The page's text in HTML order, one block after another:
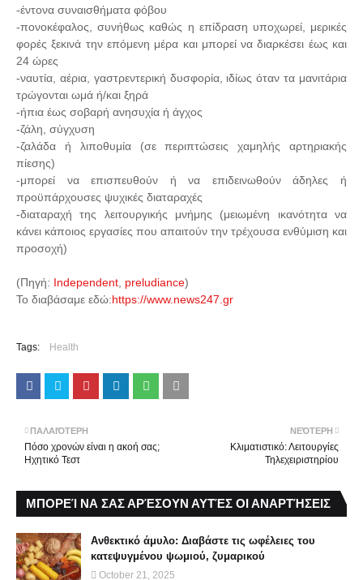
-έντονα συναισθήματα φόβου
-πονοκέφαλος, συνήθως καθώς η επίδραση υποχωρεί, μερικές
φορές ξεκινά την επόμενη μέρα και μπορεί να διαρκέσει έως και
24 ώρες
-ναυτία, αέρια, γαστρεντερική δυσφορία, ιδίως όταν τα μανιτάρια
τρώγονται ωμά ή/και ξηρά
-ήπια έως σοβαρή ανησυχία ή άγχος
-ζάλη, σύγχυση
-ζαλάδα ή λιποθυμία (σε περιπτώσεις χαμηλής αρτηριακής
πίεσης)
-μπορεί να επισπευθούν ή να επιδεινωθούν άδηλες ή
προϋπάρχουσες ψυχικές διαταραχές
-διαταραχή της λειτουργικής μνήμης (μειωμένη ικανότητα να
κάνει κάποιος εργασίες που απαιτούν την τρέχουσα ενθύμιση και
προσοχή)
(Πηγή: Independent preludiance)
Το διαβάσαμε εδώ:https://www.news247.gr
Tags: Health
ΝΕΌΤΕΡΗ
Κλιματιστικό: Λειτουργίες
Τηλεχειριστηρίου
ΠΑΛΑΙΌΤΕΡΗ
Πόσο χρονών είναι η ακοή σας;
Ηχητικό Τεστ
ΜΠΟΡΕΊ ΝΑ ΣΑΣ ΑΡΈΣΟΥΝ ΑΥΤΈΣ ΟΙ ΑΝΑΡΤΉΣΕΙΣ
Ανθεκτικό άμυλο: Διαβάστε τις ωφέλειες του
κατεψυγμένου ψωμιού, ζυμαρικού
October 21, 2025